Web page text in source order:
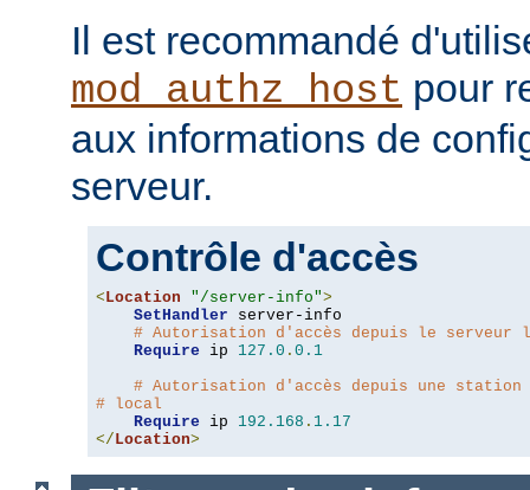
Il est recommandé
mod_authz_host pour
aux informations de
serveur.
Contrôle d'accès
< Location "/server-info">
SetHandler server-info
# Autorisation d'accès depuis le serveur
Require ip 127.0 . 0.1
# Autorisation d'accès depuis une
# local
Require ip 192.168 . 1.17
</ Location>